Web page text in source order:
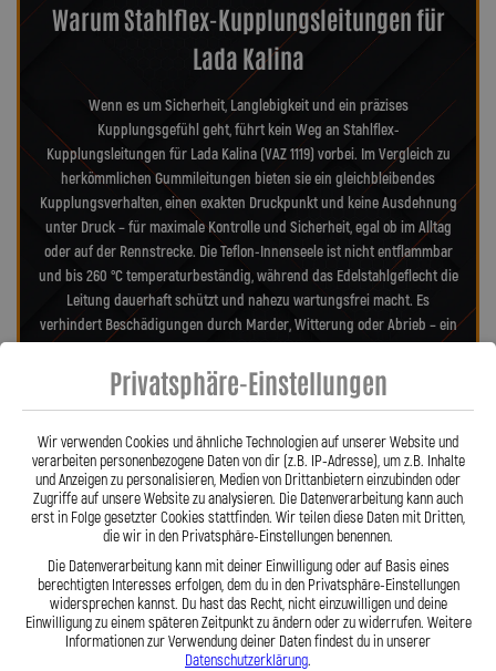
Warum Stahlflex-Kupplungsleitungen für
Lada Kalina
Wenn es um Sicherheit, Langlebigkeit und ein präzises
Kupplungsgefühl geht, führt kein Weg an Stahlflex-
Kupplungsleitungen für Lada Kalina (VAZ 1119) vorbei. Im Vergleich zu
herkömmlichen Gummileitungen bieten sie ein gleichbleibendes
Kupplungsverhalten, einen exakten Druckpunkt und keine Ausdehnung
unter Druck – für maximale Kontrolle und Sicherheit, egal ob im Alltag
oder auf der Rennstrecke. Die Teflon-Innenseele ist nicht entflammbar
und bis 260 °C temperaturbeständig, während das Edelstahlgeflecht die
Leitung dauerhaft schützt und nahezu wartungsfrei macht. Es
verhindert Beschädigungen durch Marder, Witterung oder Abrieb – ein
Kosten und sorgt langfristig für ein sicheres Fahrgefühl. Unsere
verdrehbaren, ausjustierbaren Anschlüsse ermöglichen eine drallfreie,
Stahlflex-Kit – jede Leitung wird millimetergenau und individuell
gefertigt. Mit den Stahlflex-Kupplungsleitungen der Lothar Spiegler
Kfz-Leitungen GmbH entscheiden Sie sich für echte deutsche Qualität,
höchste Sicherheit und ein Produkt, das in Präzision und Haltbarkeit
überzeugt.Hier zu unserem Video „Stahlflex vs. Gummi“
Privatsphäre-Einstellungen
Wir verwenden Cookies und ähnliche Technologien auf unserer Website und
verarbeiten personenbezogene Daten von dir (z.B. IP-Adresse), um z.B. Inhalte
und Anzeigen zu personalisieren, Medien von Drittanbietern einzubinden oder
Zugriffe auf unsere Website zu analysieren. Die Datenverarbeitung kann auch
erst in Folge gesetzter Cookies stattfinden. Wir teilen diese Daten mit Dritten,
die wir in den Privatsphäre-Einstellungen benennen.
Die Datenverarbeitung kann mit deiner Einwilligung oder auf Basis eines
berechtigten Interesses erfolgen, dem du in den Privatsphäre-Einstellungen
widersprechen kannst. Du hast das Recht, nicht einzuwilligen und deine
Einwilligung zu einem späteren Zeitpunkt zu ändern oder zu widerrufen. Weitere
Informationen zur Verwendung deiner Daten findest du in unserer
Datenschutzerklärung.